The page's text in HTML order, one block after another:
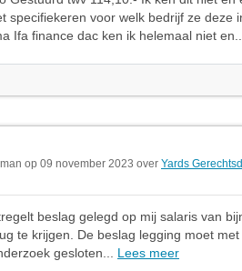
specifiekeren voor welk bedrijf ze deze
Ifa finance dac ken ik helemaal niet en...
op 09 november 2023 over Yards
beslag gelegd op mij salaris van
te krijgen. De beslag legging moet
gesloten... Lees meer